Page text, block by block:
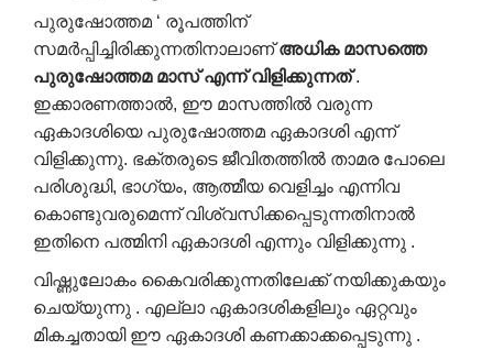
പുരുഷോത്തമ ‘ രൂപത്തിന്
സമർപ്പിച്ചിരിക്കുന്നതിനാലാണ്അധിക മാസത്തെ
പുരുഷോത്തമ മാസ് എന്ന് വിളിക്കുന്നത്.
ഇക്കാരണത്താൽ, ഈ മാസത്തിൽ വരുന്ന
ഏകാദശിയെ പുരുഷോത്തമ ഏകാദശി എന്ന്
വിളിക്കുന്നു. ഭക്തരുടെ ജീവിതത്തിൽ താമര പോലെ
പരിശുദ്ധി, ഭാഗ്യം, ആത്മീയ വെളിച്ചം എന്നിവ
കൊണ്ടുവരുമെന്ന് വിശ്വസിക്കപ്പെടുന്നതിനാൽ
ഇതിനെ പത്മിനി ഏകാദശി എന്നും വിളിക്കുന്നു .
വിഷ്ണുലോകം കൈവരിക്കുന്നതിലേക്ക് നയിക്കുകയും
ചെയ്യുന്നു . എല്ലാ ഏകാദശികളിലും ഏറ്റവും
മികച്ചതായി ഈ ഏകാദശി കണക്കാക്കപ്പെടുന്നു .